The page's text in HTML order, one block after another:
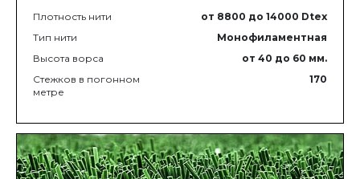
Плотность нити от 8800 до 14000 Dtex
Тип нити
Монофиламентная
Высота ворса
от 40 до 60 мм.
Стежков в погонном
метре
170